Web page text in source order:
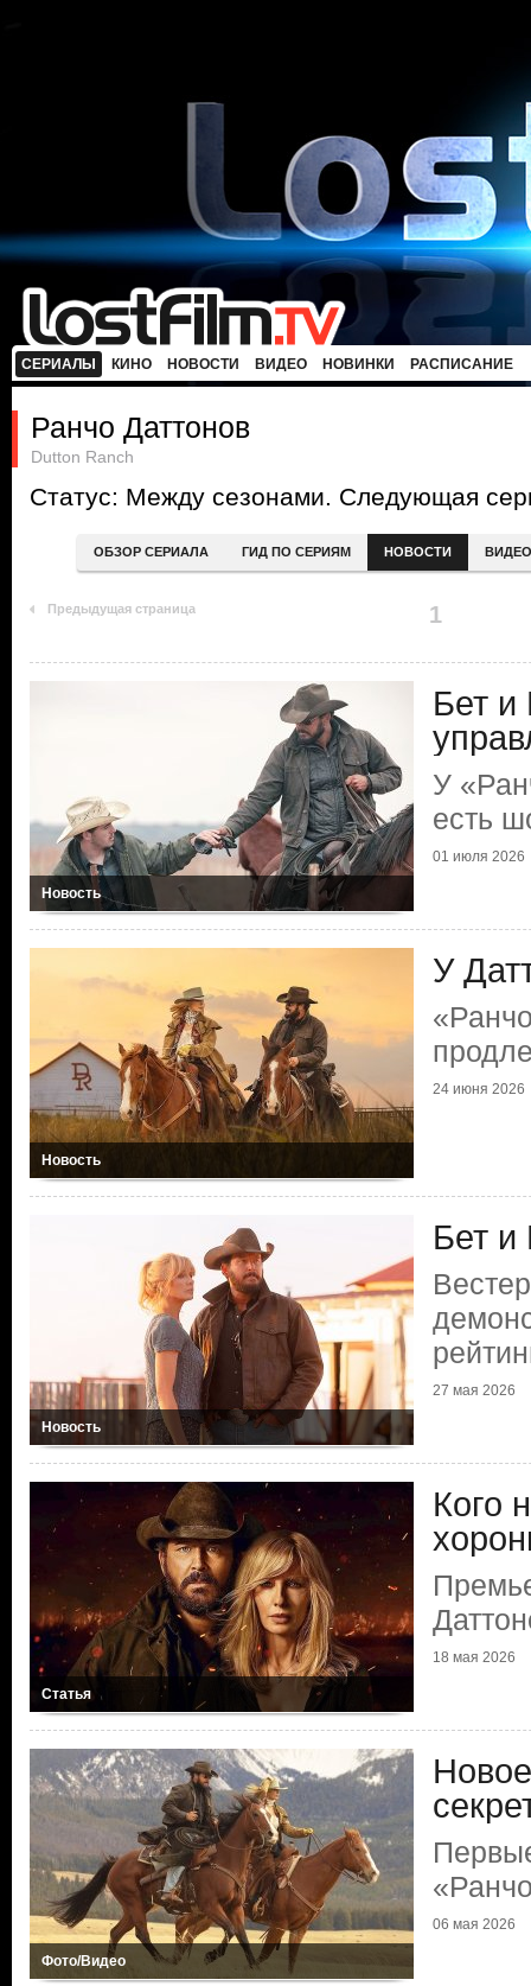
СЕРИАЛЫ КИНО НОВОСТИ ВИДЕО НОВИНКИ РАСПИСАНИЕ
Ранчо Даттонов
Dutton Ranch
Статус: Между сезонами. Следующая
ОБЗОР СЕРИАЛА ГИД ПО СЕРИЯМ НОВОСТИ ВИДЕО
Предыдущая страница 1
Новость
Бет и
У
есть
01 июля 2026
Новость
У
24 июня 2026
Новость
Бет и
27 мая 2026
Статья
Кого
18 мая 2026
Фото/Видео
06 мая 2026